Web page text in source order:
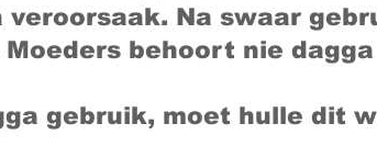
Na swaar
behoort nie
gebruik, moet hulle dit